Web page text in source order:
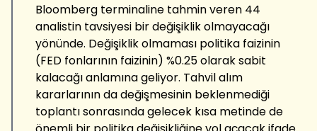
Bloomberg terminaline tahmin veren 44
analistin tavsiyesi bir değişiklik olmayacağı
yönünde. Değişiklik olmaması politika faizinin
(FED fonlarının faizinin) %0.25 olarak sabit
kalacağı anlamına geliyor. Tahvil alım
kararlarının da değişmesinin beklenmediği
toplantı sonrasında gelecek kısa metinde de